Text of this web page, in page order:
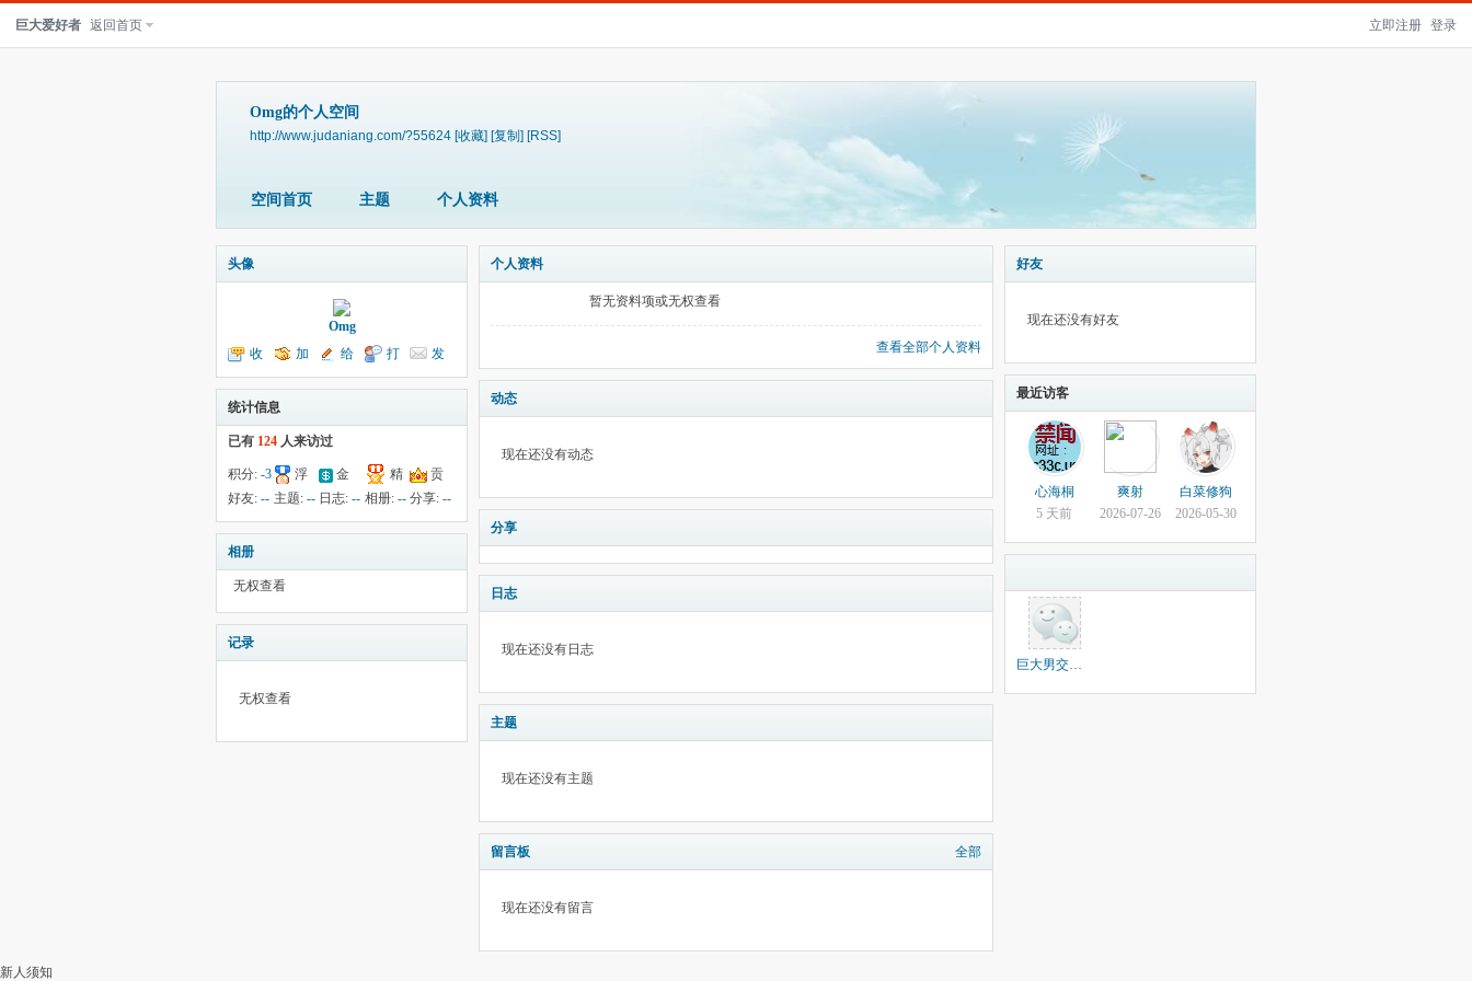
立即注册 登录
巨大爱好者 返回首页
Omg的个人空间
http://www.judaniang.com/?55624 [收藏] [复制] [RSS]
空间首页 主题 个人资料
头像
Omg
收
听TA
加
为好友
给
我留言
打
个招呼
发
送消息
统计信息
已有 124 人来访过
积分: -3
浮
云:
金
钱:7
精
华:--
贡
献:--
好友: -- 主题: -- 日志:-- 相册: -- 分享:--
相册
无权查看
记录
无权查看
个人资料
暂无资料项或无权查看
查看全部个人资料
动态
现在还没有动态
分享
日志
现在还没有日志
主题
现在还没有主题
留言板 全部
现在还没有留言
好友
现在还没有好友
最近访客
心海桐
5 天前
爽射
2026-07-26
白菜修狗
2026-05-30
巨大男交流群组
新人须知